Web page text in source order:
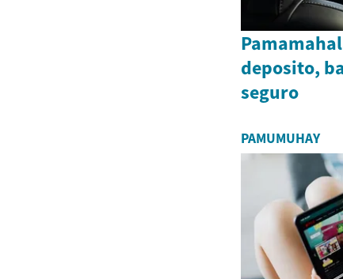
deposito,
seguro
PAMUMUHAY